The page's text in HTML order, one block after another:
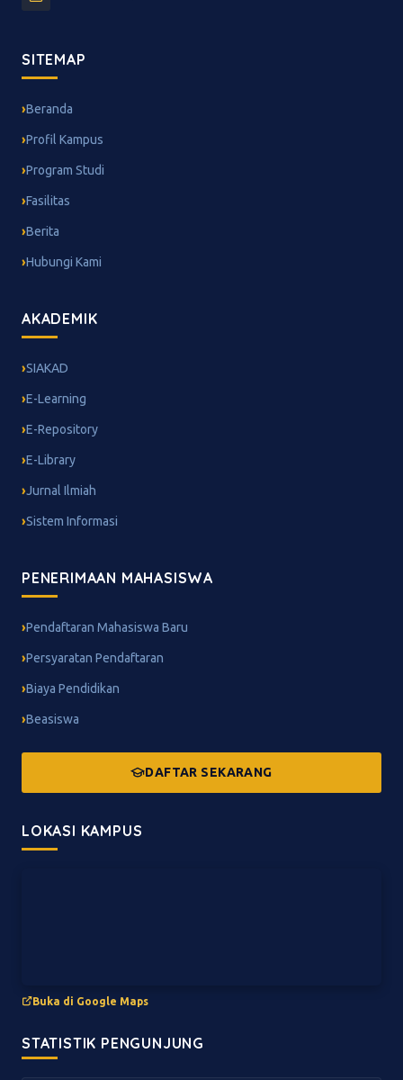
SITEMAP
Beranda
Profil Kampus
Program Studi
Fasilitas
Berita
Hubungi Kami
AKADEMIK
SIAKAD
E-Learning
E-Repository
E-Library
Jurnal Ilmiah
Sistem Informasi
PENERIMAAN MAHASISWA
Pendaftaran Mahasiswa Baru
Persyaratan Pendaftaran
Biaya Pendidikan
Beasiswa
DAFTAR SEKARANG
LOKASI KAMPUS
Buka di Google Maps
STATISTIK PENGUNJUNG